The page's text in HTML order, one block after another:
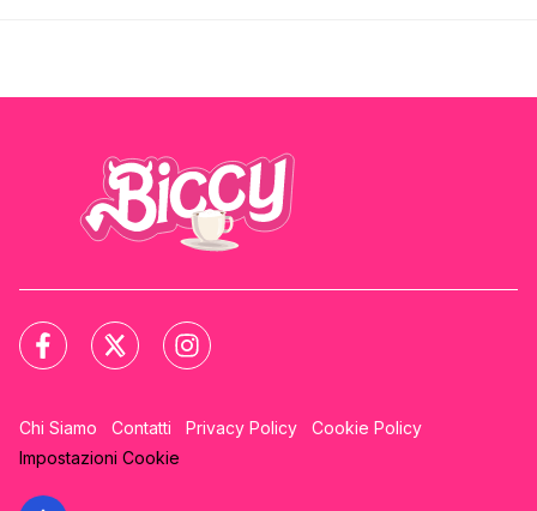
Chi Siamo Contatti Privacy Policy
Cookie Policy
Impostazioni Cookie